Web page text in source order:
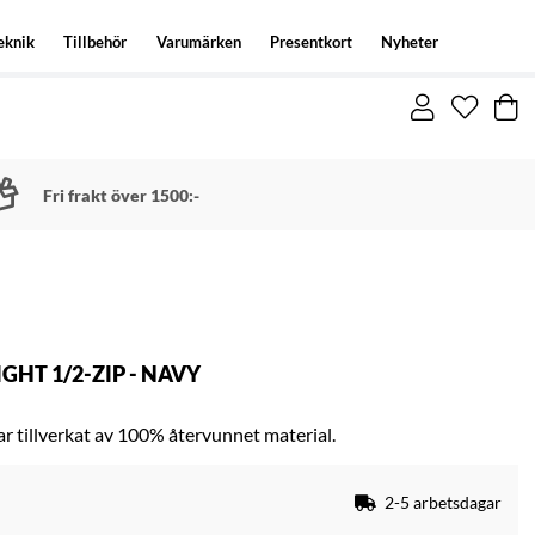
Tillbehör Varumärken Presentkort Nyheter
Fri frakt över 1500:-
1/2-ZIP - NAVY
tillverkat av 100% återvunnet material.
2-5 arbetsdagar